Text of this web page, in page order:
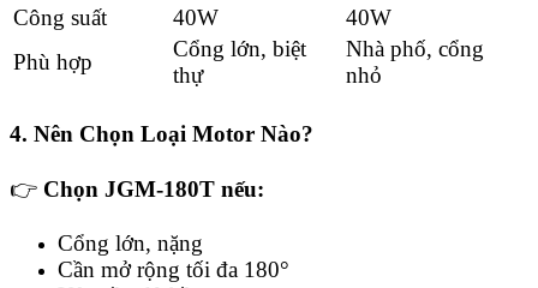
Công suất
40W
40W
Phù hợp
Cổng lớn, biệt
thự
Nhà phố, cổng
nhỏ
4. Nên Chọn Loại Motor Nào?
👉 Chọn JGM-180T nếu:
Cổng lớn, nặng
Cần mở rộng tối đa 180°